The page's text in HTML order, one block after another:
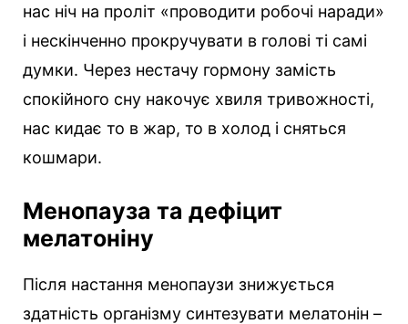
нас ніч на проліт «проводити робочі наради»
і нескінченно прокручувати в голові ті самі
думки. Через нестачу гормону замість
спокійного сну накочує хвиля тривожності,
нас кидає то в жар, то в холод і сняться
кошмари.
Менопауза та дефіцит
мелатоніну
Після настання менопаузи знижується
здатність організму синтезувати мелатонін –